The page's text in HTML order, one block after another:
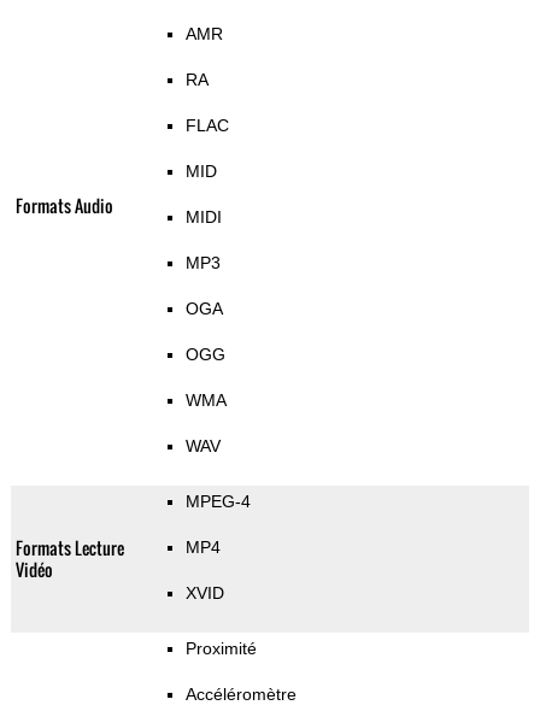
Formats Audio
AMR
RA
FLAC
MID
MIDI
MP3
OGA
OGG
WMA
WAV
Formats Lecture
Vidéo
MPEG-4
MP4
XVID
Proximité
Accéléromètre